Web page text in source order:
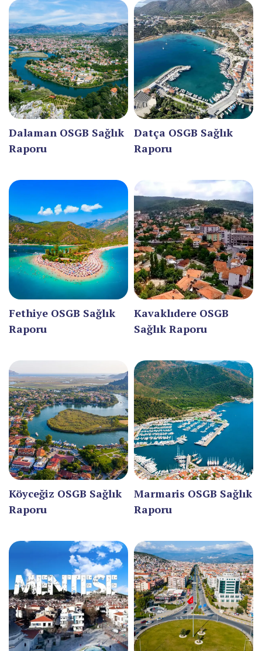
AMASYA
ANTALYA
ARDAHAN
ARTVİN
AYDIN
BAYBURT
BİLECİK
BİNGÖL
BİTLİS
BOLU
BURSA
ÇANAKKALE
ÇANKIRI
ÇORUM
DENİZLİ
DİYARBAKIR
DÜZCE
ERZİNCAN
ERZURUM
ESKİŞEHİR
Dalaman OSGB Sağlık
Raporu
Datça OSGB Sağlık
Raporu
Fethiye OSGB Sağlık
Raporu
Kavaklıdere OSGB
Sağlık Raporu
Köyceğiz OSGB Sağlık
Raporu
Marmaris OSGB Sağlık
Raporu